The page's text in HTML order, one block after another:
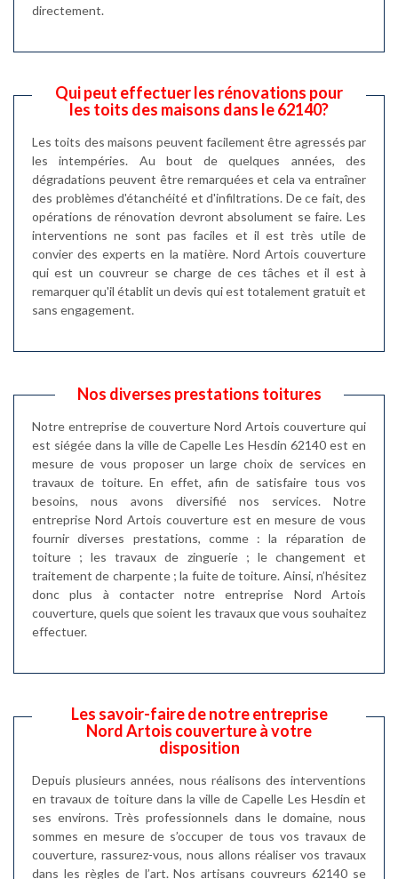
directement.
Qui peut effectuer les rénovations pour
les toits des maisons dans le 62140?
Les toits des maisons peuvent facilement être agressés par
les intempéries. Au bout de quelques années, des
dégradations peuvent être remarquées et cela va entraîner
des problèmes d'étanchéité et d'infiltrations. De ce fait, des
opérations de rénovation devront absolument se faire. Les
interventions ne sont pas faciles et il est très utile de
convier des experts en la matière. Nord Artois couverture
qui est un couvreur se charge de ces tâches et il est à
remarquer qu'il établit un devis qui est totalement gratuit et
sans engagement.
Nos diverses prestations toitures
Notre entreprise de couverture Nord Artois couverture qui
est siégée dans la ville de Capelle Les Hesdin 62140 est en
mesure de vous proposer un large choix de services en
travaux de toiture. En effet, afin de satisfaire tous vos
besoins, nous avons diversifié nos services. Notre
entreprise Nord Artois couverture est en mesure de vous
fournir diverses prestations, comme : la réparation de
toiture ; les travaux de zinguerie ; le changement et
traitement de charpente ; la fuite de toiture. Ainsi, n’hésitez
donc plus à contacter notre entreprise Nord Artois
couverture, quels que soient les travaux que vous souhaitez
effectuer.
Les savoir-faire de notre entreprise
Nord Artois couverture à votre
disposition
Depuis plusieurs années, nous réalisons des interventions
en travaux de toiture dans la ville de Capelle Les Hesdin et
ses environs. Très professionnels dans le domaine, nous
sommes en mesure de s’occuper de tous vos travaux de
couverture, rassurez-vous, nous allons réaliser vos travaux
dans les règles de l’art. Nos artisans couvreurs 62140 se